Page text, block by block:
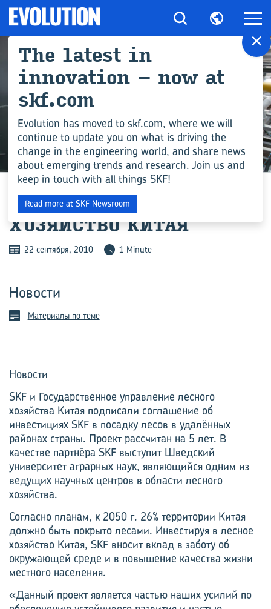
ПРОМЫШЛЕННОСТЬ
ИН­ВЕ­СТИ­ЦИИ В ЛЕС­НОЕ
ХО­ЗЯЙ­СТВО КИТАЯ
22 сентября, 2010 1 Minute
Новости
Материалы по теме
Новости
SKF и Государственное управление лесного
хозяйства Китая подписали соглашение об
инвестициях SKF в посадку лесов в удалённых
районах страны. Проект рассчитан на 5 лет. В
качестве партнёра SKF выступит Шведский
университет аграрных наук, являющийся одним из
ведущих научных центров в области лесного
хозяйства.
Согласно планам, к 2050 г. 26% территории Китая
должно быть покрыто лесами. Инвестируя в лесное
хозяйство Китая, SKF вносит вклад в заботу об
окружающей среде и в повышение качества жизни
местного населения.
«Данный проект является частью наших усилий по
×
The latest in
innovation – now at
skf.com
Evolution has moved to skf.com, where we will
continue to update you on what is driving the
change in the engineering world, and share news
about emerging trends and research. Join us and
keep in touch with all things SKF!
Read more at SKF Newsroom